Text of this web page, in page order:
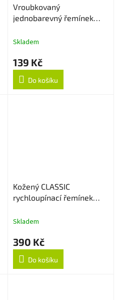
Vroubkovaný
jednobarevný řemínek
Skladem
139 Kč
Do košíku
Kožený CLASSIC
rychloupínací řemínek
Skladem
390 Kč
Do košíku